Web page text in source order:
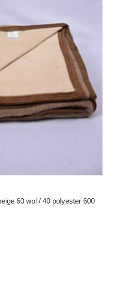
60 wol / 40 polyester 600